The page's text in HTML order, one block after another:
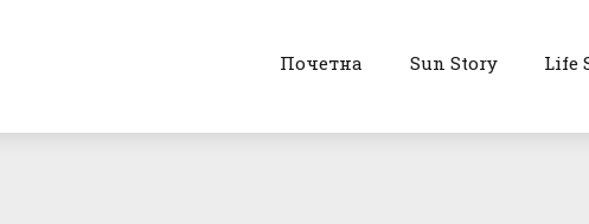
Почетна Sun Story Life